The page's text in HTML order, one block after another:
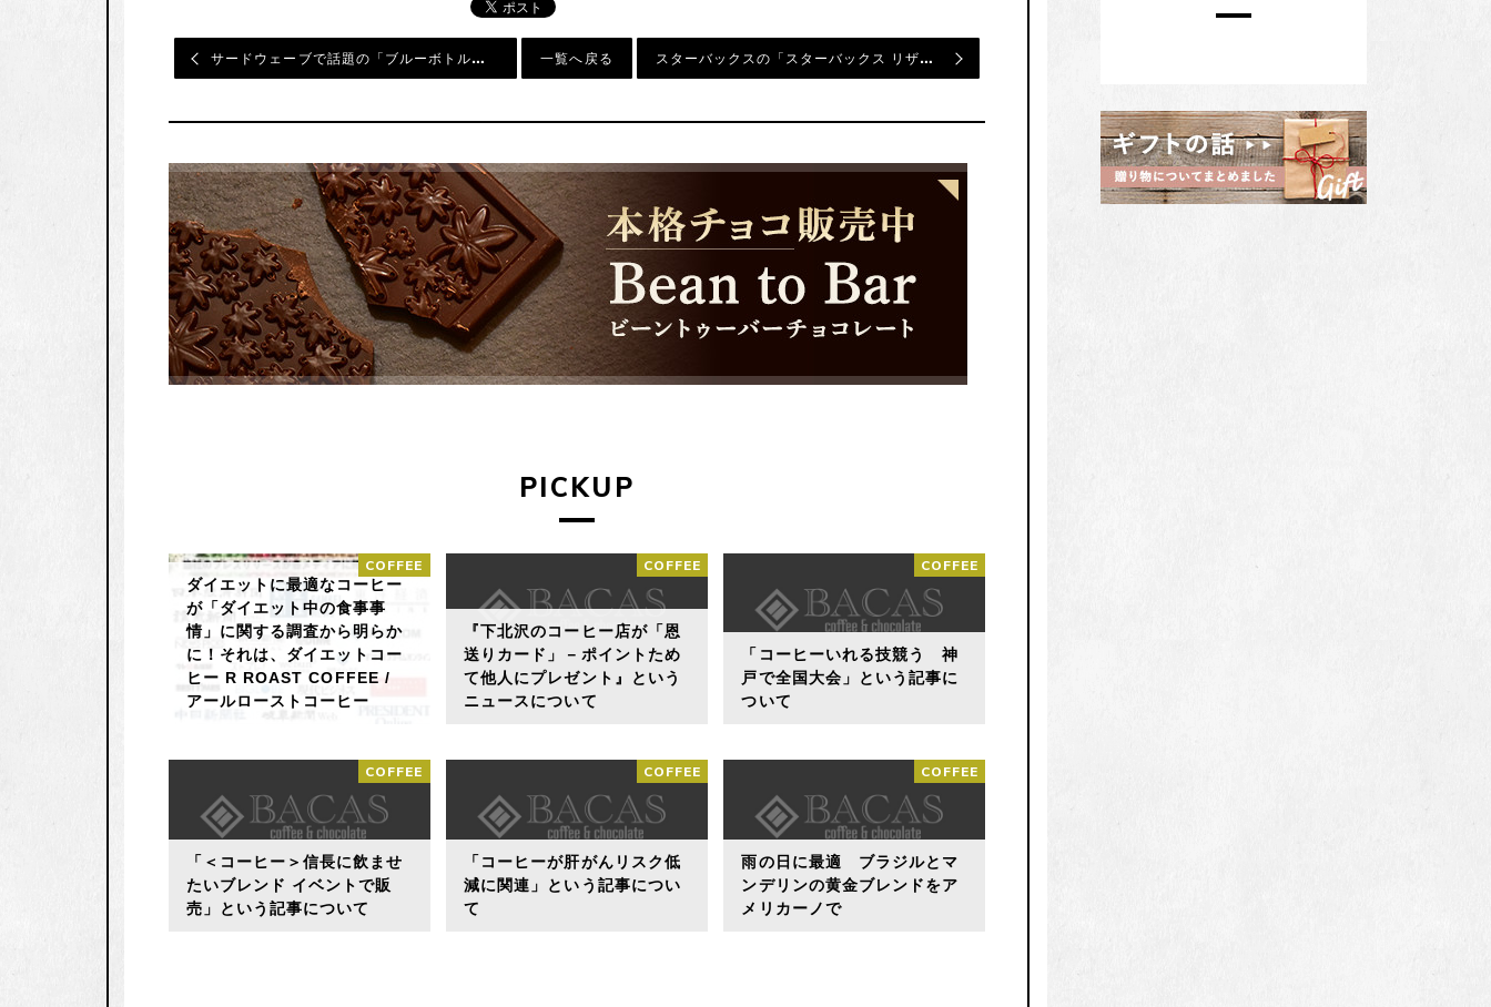
サードウェーブで話題の「ブルーボトルコーヒー」日本進出のインタビュー記事について 一覧へ戻る スターバックスの「スターバックス リザーブ®に、ザンビア ピーベリー テラノバ エステートなどが登場。」というニュースについて
PICKUP
ダイエットに最適なコーヒー
が「ダイエット中の食事事
情」に関する調査から明らか
に！それは、ダイエットコー
ヒー R ROAST COFFEE /
アールローストコーヒー
COFFEE
『下北沢のコーヒー店が「恩
送りカード」－ポイントため
て他人にプレゼント』という
ニュースについて
COFFEE
「コーヒーいれる技競う 神
戸で全国大会」という記事に
ついて
COFFEE
「＜コーヒー＞信長に飲ませ
たいブレンド イベントで販
売」という記事について
COFFEE
「コーヒーが肝がんリスク低
減に関連」という記事につい
て
COFFEE
雨の日に最適 ブラジルとマ
ンデリンの黄金ブレンドをア
メリカーノで
COFFEE